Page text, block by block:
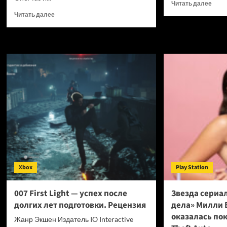
Читать далееПрочитать
поддержку
Realme
UI
—
OnePlus
и
realme
полностью
переходят
на
ColorOS
Читать далее
Fable
в
раз
Xbox
007 First Light — успех после
долгих лет подготовки. Рецензия
Жанр Экшен Издатель IO Interactive
Play Station
Звезда
дела» Милли
оказалась